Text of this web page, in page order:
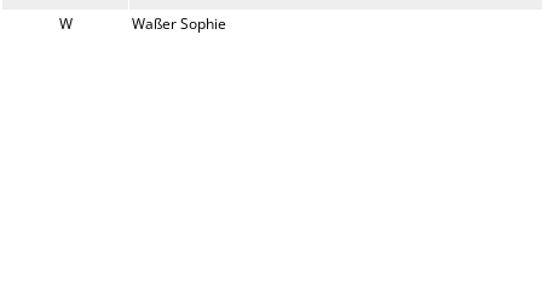
W
Waßer Sophie